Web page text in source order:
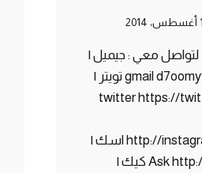
معي : جيميل |
gmail d7oomy999.channel@gmail.com تويتر |
twitter https://
http://instagram.com/anad7oomy999 اسك |
Ask http://ask.fm/anad7oomy999 كيك |